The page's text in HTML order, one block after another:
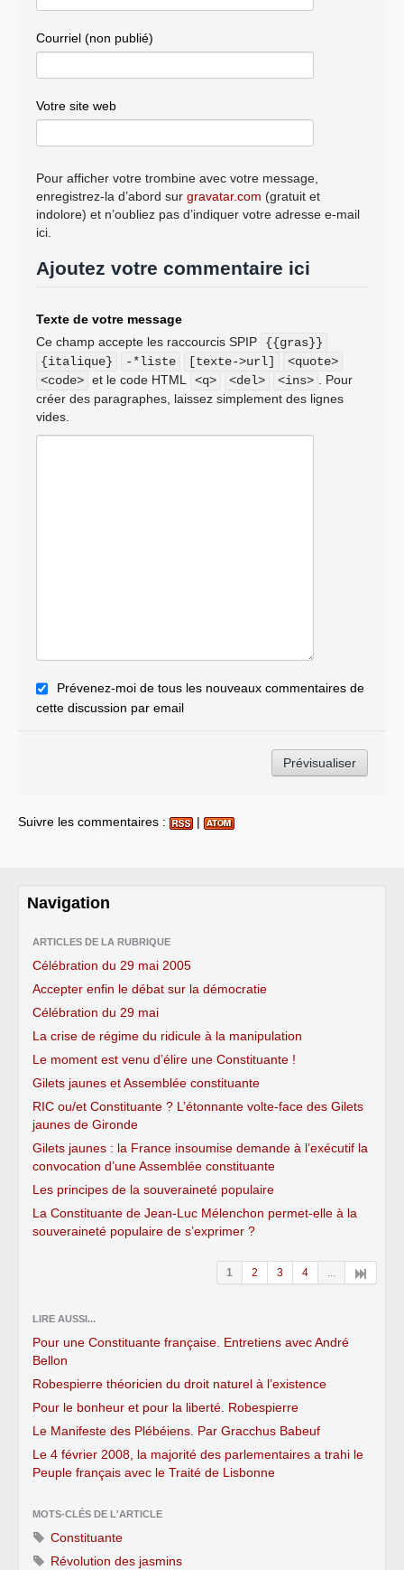
Courriel (non publié)
Votre site web
Pour afficher votre trombine avec votre message,
enregistrez-la d’abord sur gravatar.com (gratuit et
indolore) et n’oubliez pas d’indiquer votre adresse e-mail
ici.
Ajoutez votre commentaire ici
Texte de votre message
Ce champ accepte les raccourcis SPIP
{{gras}}
{italique}
-*liste [texte->url]
<quote>
<code> et le code HTML <q> <del> <ins>
. Pour
créer des paragraphes, laissez simplement des lignes
vides.
Prévenez-moi de tous les nouveaux commentaires de
cette discussion par email
Suivre les commentaires : |
Navigation
ARTICLES DE LA RUBRIQUE
Célébration du 29 mai 2005
Accepter enfin le débat sur la démocratie
Célébration du 29 mai
La crise de régime du ridicule à la manipulation
Le moment est venu d’élire une Constituante !
Gilets jaunes et Assemblée constituante
RIC ou/et Constituante ? L’étonnante volte-face des Gilets
jaunes de Gironde
Gilets jaunes : la France insoumise demande à l’exécutif la
convocation d’une Assemblée constituante
Les principes de la souveraineté populaire
La Constituante de Jean-Luc Mélenchon permet-elle à la
souveraineté populaire de s’exprimer ?
1 2 3 4 ...
LIRE AUSSI...
Pour une Constituante française. Entretiens avec André
Bellon
Robespierre théoricien du droit naturel à l’existence
Pour le bonheur et pour la liberté. Robespierre
Le Manifeste des Plébéiens. Par Gracchus Babeuf
Le 4 février 2008, la majorité des parlementaires a trahi le
Peuple français avec le Traité de Lisbonne
MOTS-CLÉS DE L'ARTICLE
Constituante
Révolution des jasmins